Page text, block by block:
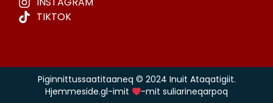
TIKTOK
Piginnittussaatitaaneq © 2024 Inuit Ataqatigiit.
Hjemmeside.gl-imit
-mit suliarineqarpoq